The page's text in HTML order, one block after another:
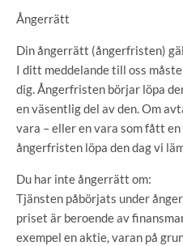
Ångerrätt
Din ångerrätt (ångerfristen)
I ditt meddelande till oss
dig. Ångerfristen börjar löpa
en väsentlig del av den. Om
vara – eller en vara som fått
ångerfristen löpa den dag vi
Du har inte ångerrätt om:
Tjänsten påbörjats under
priset är beroende av
exempel en aktie, varan på